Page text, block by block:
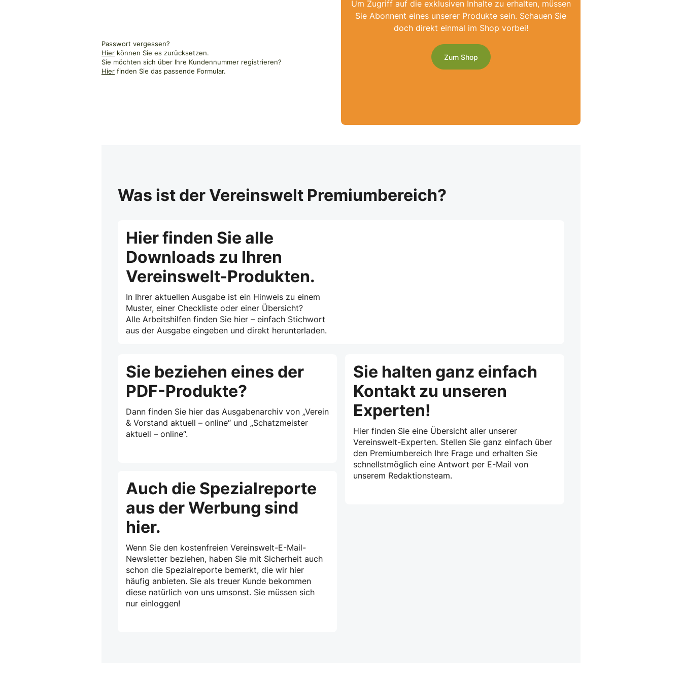
Passwort vergessen?
Hier können Sie es zurücksetzen.
Sie möchten sich über Ihre Kundennummer registrieren?
Hier finden Sie das passende Formular.
Um Zugriff auf die exklusiven Inhalte zu erhalten, müssen
Sie Abonnent eines unserer Produkte sein. Schauen Sie
doch direkt einmal im Shop vorbei!
Zum Shop
Was ist der Vereinswelt Premiumbereich?
Hier finden Sie alle
Downloads zu Ihren
Vereinswelt-Produkten.
In Ihrer aktuellen Ausgabe ist ein Hinweis zu einem
Muster, einer Checkliste oder einer Übersicht?
Alle Arbeitshilfen finden Sie hier – einfach Stichwort
aus der Ausgabe eingeben und direkt herunterladen.
Sie beziehen eines der
PDF-Produkte?
Dann finden Sie hier das Ausgabenarchiv von „Verein
& Vorstand aktuell – online“ und „Schatzmeister
aktuell – online“.
Auch die Spezialreporte
aus der Werbung sind
hier.
Wenn Sie den kostenfreien Vereinswelt-E-Mail-
Newsletter beziehen, haben Sie mit Sicherheit auch
schon die Spezialreporte bemerkt, die wir hier
häufig anbieten. Sie als treuer Kunde bekommen
diese natürlich von uns umsonst. Sie müssen sich
nur einloggen!
Sie halten ganz einfach
Kontakt zu unseren
Experten!
Hier finden Sie eine Übersicht aller unserer
Vereinswelt-Experten. Stellen Sie ganz einfach über
den Premiumbereich Ihre Frage und erhalten Sie
schnellstmöglich eine Antwort per E-Mail von
unserem Redaktionsteam.